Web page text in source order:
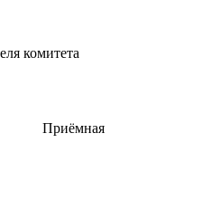
комитета
Приёмная